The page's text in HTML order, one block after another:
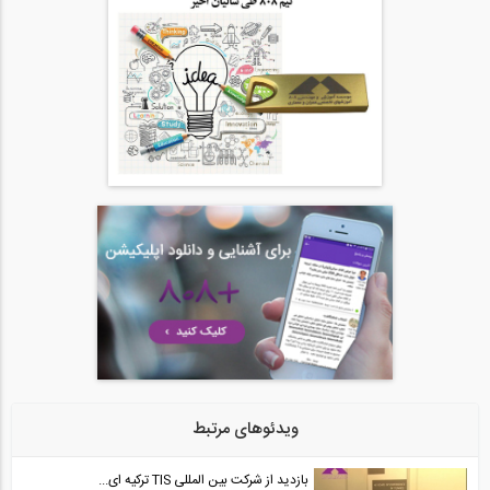
ویدئوهای مرتبط
بازدید از شرکت بین المللی TIS ترکیه ای...